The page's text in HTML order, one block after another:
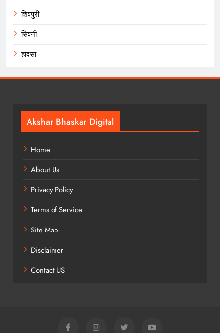
शिवपुरी
सिवनी
हादसा
Akshar Bhaskar Digital
Home
About Us
Privacy Policy
Terms of Service
Site Map
Disclaimer
Contact US